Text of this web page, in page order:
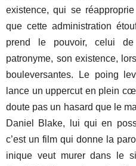
existence, qui se
que cette administration
prend le pouvoir, celui
patronyme, son existence,
bouleversantes. Le poing
lance un uppercut en plein
doute pas un hasard que le
Daniel Blake, lui qui en
c’est un film qui donne la
inique veut murer dans le